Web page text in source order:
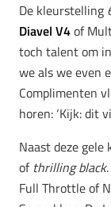
De kleurstelling
Diavel V4of
toch talent om
we als we even
Complimenten
horen: ‘Kijk: dit
Naast deze
of thrilling black
Full Throttle of